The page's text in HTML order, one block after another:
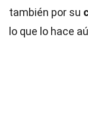
también por su
lo que lo hace